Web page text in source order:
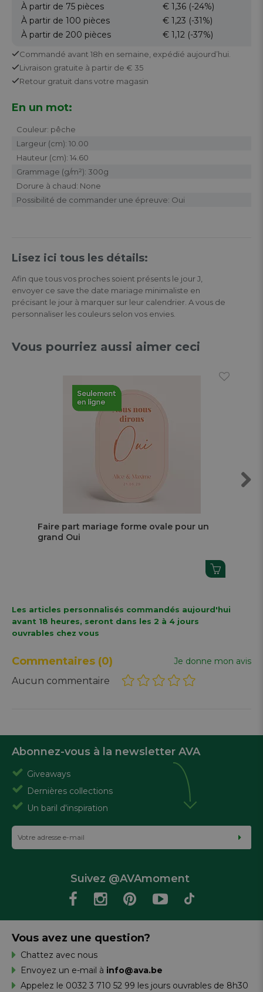
À partir de 75 pièces € 1,36 (-24%)
À partir de 100 pièces € 1,23 (-31%)
À partir de 200 pièces € 1,12 (-37%)
Commandé avant 18h en semaine, expédié aujourd’hui.
Livraison gratuite à partir de € 35
Retour gratuit dans votre magasin
En un mot:
Couleur: pêche
Largeur (cm): 10.00
Hauteur (cm): 14.60
Grammage (g/m²): 300g
Dorure à chaud: None
Possibilité de commander une épreuve: Oui
Lisez ici tous les détails:
Afin que tous vos proches soient présents le jour J,
envoyer ce save the date mariage minimaliste en
précisant le jour à marquer sur leur calendrier. A vous de
personnaliser les couleurs selon vos envies.
Vous pourriez aussi aimer ceci
Faire part mariage forme ovale pour un
grand Oui
Les articles personnalisés commandés aujourd'hui
avant 18 heures, seront dans les 2 à 4 jours
ouvrables chez vous
Commentaires (0) Je donne mon avis
Aucun commentaire
Abonnez-vous à la newsletter AVA
Giveaways
Dernières collections
Un baril d'inspiration
Suivez @AVAmoment
Vous avez une question?
Chattez avec nous
Envoyez un e-mail à info@ava.be
Appelez le 0032 3 710 52 99 les jours ouvrables de 8h30